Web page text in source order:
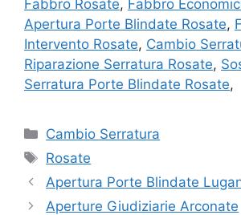
Fabbro Rosate, Fabbro
Apertura Porte Blindate Rosate,
Intervento Rosate, Cambio
Riparazione Serratura Rosate,
Serratura Porte Blindate Rosate,
Categorie
Cambio Serratura
Tag
Rosate
Apertura Porte Blindate
Aperture Giudiziarie Arconate